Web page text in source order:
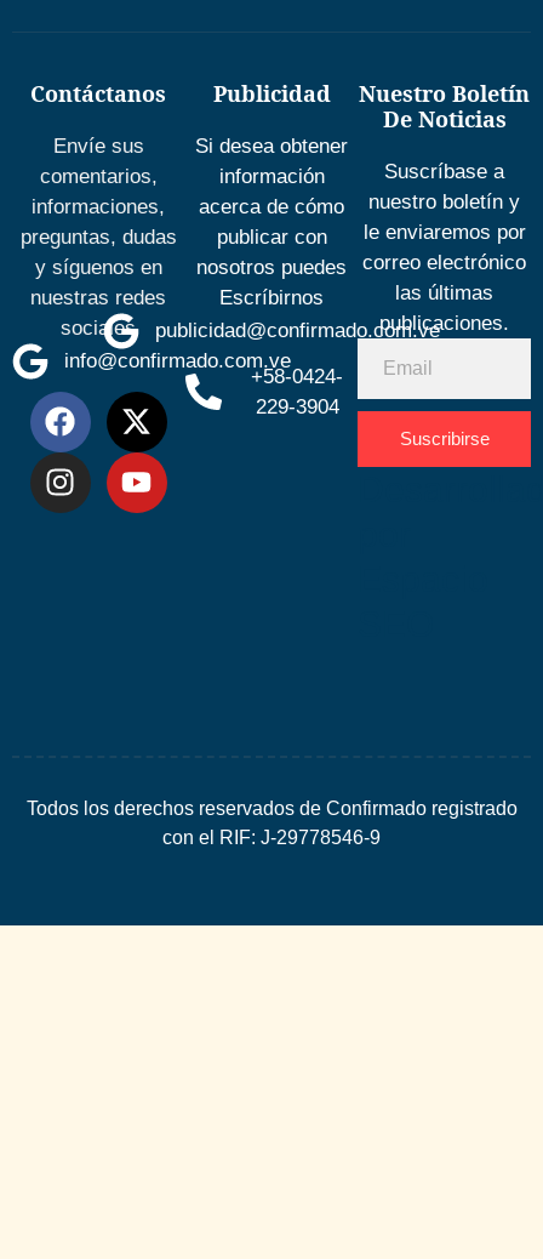
Contáctanos
Envíe sus
comentarios,
informaciones,
preguntas, dudas
y síguenos en
nuestras redes
sociales
info@confirmado.com.ve
Publicidad
Si desea obtener
información
acerca de cómo
publicar con
nosotros puedes
Escríbirnos
publicidad@confirmado.com.ve
+58-0424-
229-3904
Nuestro Boletín
De Noticias
Suscríbase a
nuestro boletín y
le enviaremos por
correo electrónico
las últimas
publicaciones.
Suscribirse
Todos los derechos reservados de Confirmado registrado
con el RIF: J-29778546-9